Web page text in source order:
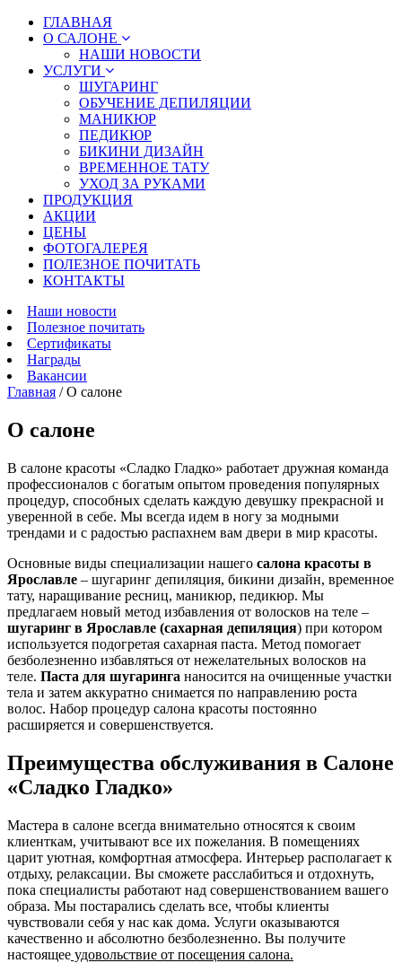
ГЛАВНАЯ
О САЛОНЕ
НАШИ НОВОСТИ
УСЛУГИ
ШУГАРИНГ
ОБУЧЕНИЕ ДЕПИЛЯЦИИ
МАНИКЮР
ПЕДИКЮР
БИКИНИ ДИЗАЙН
ВРЕМЕННОЕ ТАТУ
УХОД ЗА РУКАМИ
ПРОДУКЦИЯ
АКЦИИ
ЦЕНЫ
ФОТОГАЛЕРЕЯ
ПОЛЕЗНОЕ ПОЧИТАТЬ
КОНТАКТЫ
Наши новости
Полезное почитать
Сертификаты
Награды
Вакансии
Главная /О салоне
О салоне
В салоне красоты «Сладко Гладко» работает дружная команда
профессионалов с богатым опытом проведения популярных
процедур, способных сделать каждую девушку прекрасной и
уверенной в себе. Мы всегда идем в ногу за модными
трендами и с радостью распахнем вам двери в мир красоты.
Основные виды специализации нашего салона красоты в
Ярославле – шугаринг депиляция, бикини дизайн, временное
тату, наращивание ресниц, маникюр, педикюр. Мы
предлагаем новый метод избавления от волосков на теле –
шугаринг в Ярославле (сахарная депиляция) при котором
используется подогретая сахарная паста. Метод помогает
безболезненно избавляться от нежелательных волосков на
теле. Паста для шугаринга наносится на очищенные участки
тела и затем аккуратно снимается по направлению роста
волос. Набор процедур салона красоты постоянно
расширяется и совершенствуется.
Преимущества обслуживания в Салоне
«Сладко Гладко»
Мастера в салоне всегда внимательно относятся к своим
клиенткам, учитывают все их пожелания. В помещениях
царит уютная, комфортная атмосфера. Интерьер располагает к
отдыху, релаксации. Вы сможете расслабиться и отдохнуть,
пока специалисты работают над совершенствованием вашего
образа. Мы постарались сделать все, чтобы клиенты
чувствовали себя у нас как дома. Услуги оказываются
качественно и абсолютно безболезненно. Вы получите
настоящее удовольствие от посещения салона.